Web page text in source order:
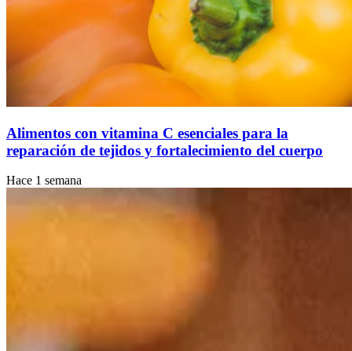
Alimentos con vitamina C esenciales para la
reparación de tejidos y fortalecimiento del cuerpo
Hace 1 semana